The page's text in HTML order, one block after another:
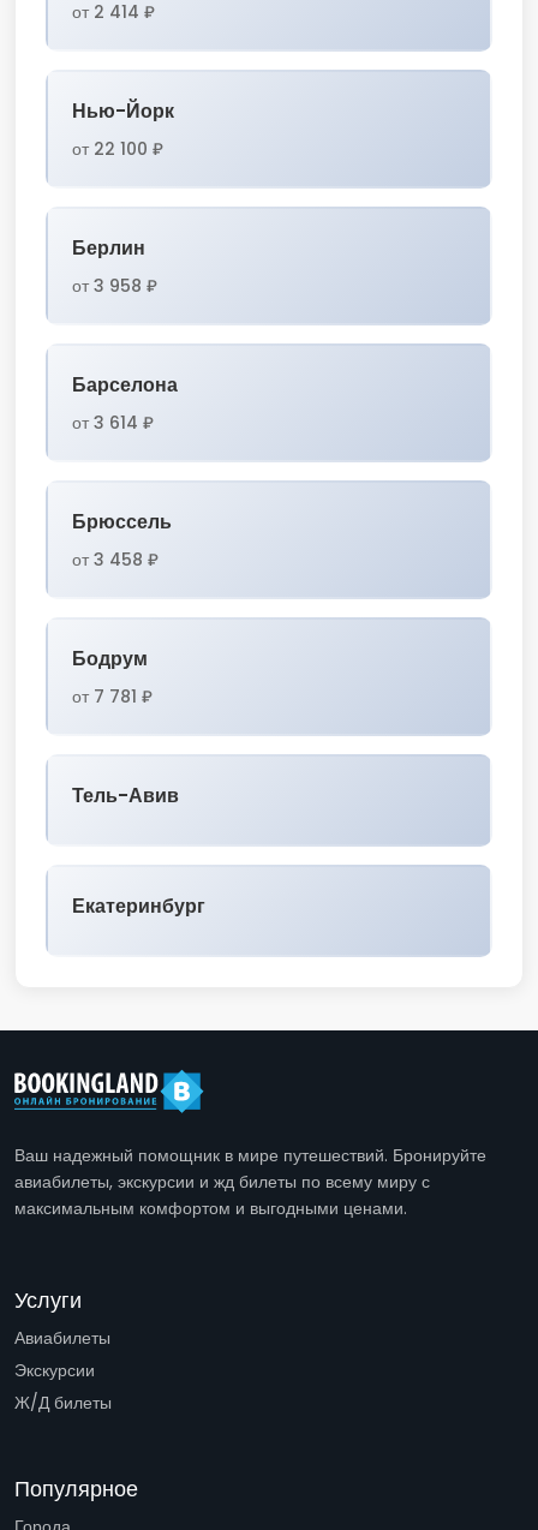
от 2 414 ₽
Нью-Йорк
от 22 100 ₽
Берлин
от 3 958 ₽
Барселона
от 3 614 ₽
Брюссель
от 3 458 ₽
Бодрум
от 7 781 ₽
Тель-Авив
Екатеринбург
Ваш надежный помощник в мире путешествий. Бронируйте
авиабилеты, экскурсии и жд билеты по всему миру с
максимальным комфортом и выгодными ценами.
Услуги
Авиабилеты
Экскурсии
Ж/Д билеты
Популярное